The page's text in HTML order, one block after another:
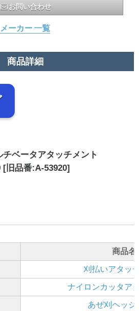
お問い合わせ
メーカー 一覧
商品詳細
ベータアタッチメント
[旧品番:A-53920]
商品名
刈払いアタッ
ナイロンカッタア
あぜ刈ヘッジ